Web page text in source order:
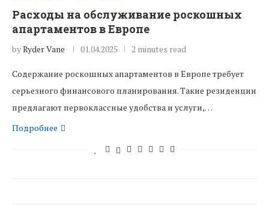
Расходы на обслуживание роскошных
апартаментов в Европе
byRyder Vane 01.04.2025 2 minutes read
Содержание роскошных апартаментов в Европе требует
серьезного финансового планирования. Такие резиденции
предлагают первоклассные удобства и услуги,…
Подробнее